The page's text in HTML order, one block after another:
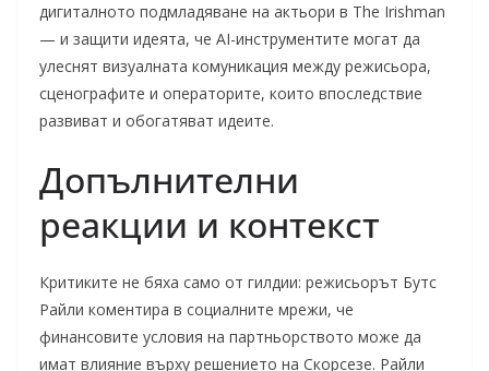
дигиталното подмладяване на актьори в The Irishman
— и защити идеята, че AI-инструментите могат да
улеснят визуалната комуникация между режисьора,
сценографите и операторите, които впоследствие
развиват и обогатяват идеите.
Допълнителни
реакции и контекст
Критиките не бяха само от гилдии: режисьорът Бутс
Райли коментира в социалните мрежи, че
финансовите условия на партньорството може да
имат влияние върху решението на Скорсезе. Райли